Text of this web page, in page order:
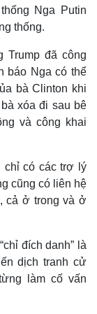
Nga Putin
thống.
Trump đã công
báo Nga có thể
bà Clinton khi
xóa đi sau bê
và công khai
chỉ có các trợ lý
cũng có liên hệ
cả ở trong và ở
đích danh” là
dịch tranh cử
làm cố vấn